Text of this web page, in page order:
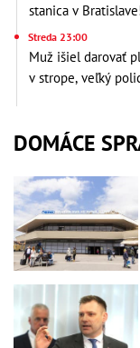
stanica v
Streda 23:00
Muž išiel darovať
v strope, veľký
DOMÁCE